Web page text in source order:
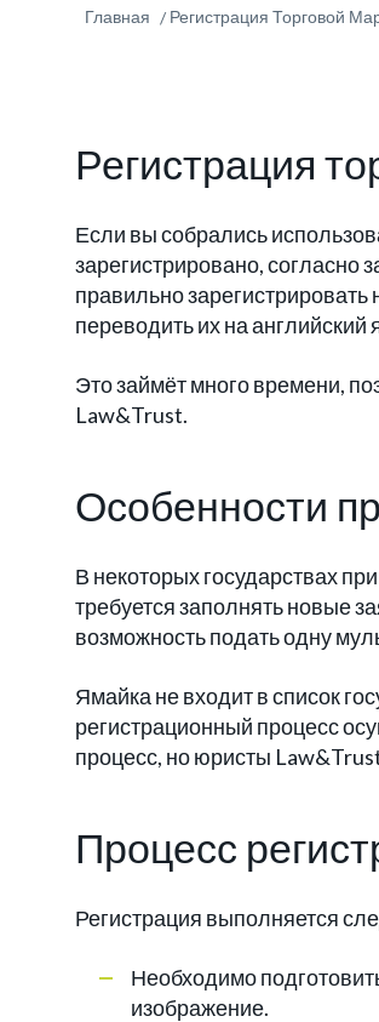
Главная Регистрация Торговой
Регистрация
Если вы собрались
зарегистрировано, согласно
правильно
переводить их на
Это займёт много времени,
Law&Trust.
Особенности
В некоторых государствах
требуется заполнять новые
возможность подать одну
Ямайка не входит в список
регистрационный процесс
процесс, но юристы
Процесс
Регистрация выполняется
Необходимо
изображение.